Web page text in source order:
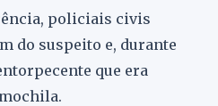
policiais civis
do suspeito e, durante
que era